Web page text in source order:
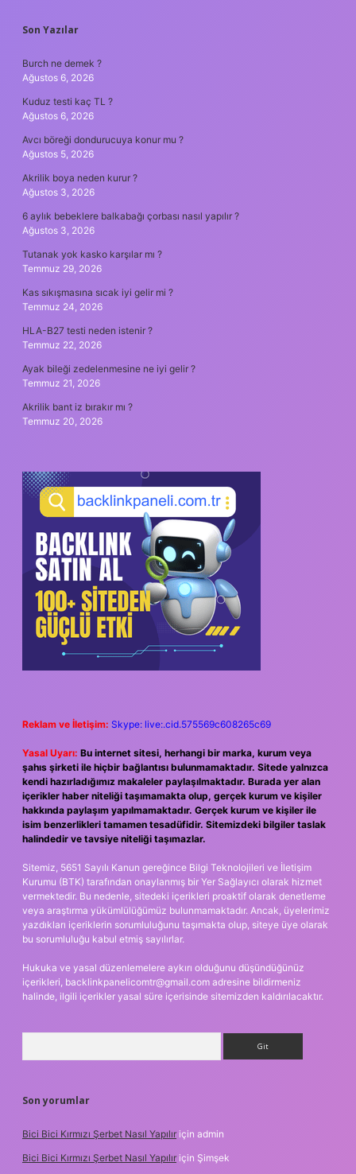
SIDEBAR
Son Yazılar
Burch ne demek ?
Ağustos 6, 2026
Kuduz testi kaç TL ?
Ağustos 6, 2026
Avcı böreği dondurucuya konur mu ?
Ağustos 5, 2026
Akrilik boya neden kurur ?
Ağustos 3, 2026
6 aylık bebeklere balkabağı çorbası nasıl yapılır ?
Ağustos 3, 2026
Tutanak yok kasko karşılar mı ?
Temmuz 29, 2026
Kas sıkışmasına sıcak iyi gelir mi ?
Temmuz 24, 2026
HLA-B27 testi neden istenir ?
Temmuz 22, 2026
Ayak bileği zedelenmesine ne iyi gelir ?
Temmuz 21, 2026
Akrilik bant iz bırakır mı ?
Temmuz 20, 2026
Reklam ve İletişim: Skype: live:.cid.575569c608265c69
Yasal Uyarı: Bu internet sitesi, herhangi bir marka, kurum veya
şahıs şirketi ile hiçbir bağlantısı bulunmamaktadır. Sitede yalnızca
kendi hazırladığımız makaleler paylaşılmaktadır. Burada yer alan
içerikler haber niteliği taşımamakta olup, gerçek kurum ve kişiler
hakkında paylaşım yapılmamaktadır. Gerçek kurum ve kişiler ile
isim benzerlikleri tamamen tesadüfidir. Sitemizdeki bilgiler taslak
halindedir ve tavsiye niteliği taşımazlar.
Sitemiz, 5651 Sayılı Kanun gereğince Bilgi Teknolojileri ve İletişim
Kurumu (BTK) tarafından onaylanmış bir Yer Sağlayıcı olarak hizmet
vermektedir. Bu nedenle, sitedeki içerikleri proaktif olarak denetleme
veya araştırma yükümlülüğümüz bulunmamaktadır. Ancak, üyelerimiz
yazdıkları içeriklerin sorumluluğunu taşımakta olup, siteye üye olarak
bu sorumluluğu kabul etmiş sayılırlar.
Hukuka ve yasal düzenlemelere aykırı olduğunu düşündüğünüz
içerikleri, backlinkpanelicomtr@gmail.com adresine bildirmeniz
halinde, ilgili içerikler yasal süre içerisinde sitemizden kaldırılacaktır.
Son yorumlar
Bici Bici Kırmızı Şerbet Nasıl Yapılır için admin
Bici Bici Kırmızı Şerbet Nasıl Yapılır için Şimşek